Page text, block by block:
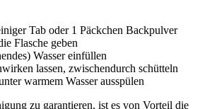
Tab oder 1 Päckchen Backpulver
Flasche geben
Wasser einfüllen
lassen, zwischendurch schütteln
warmem Wasser ausspülen
zu garantieren, ist es von Vorteil die